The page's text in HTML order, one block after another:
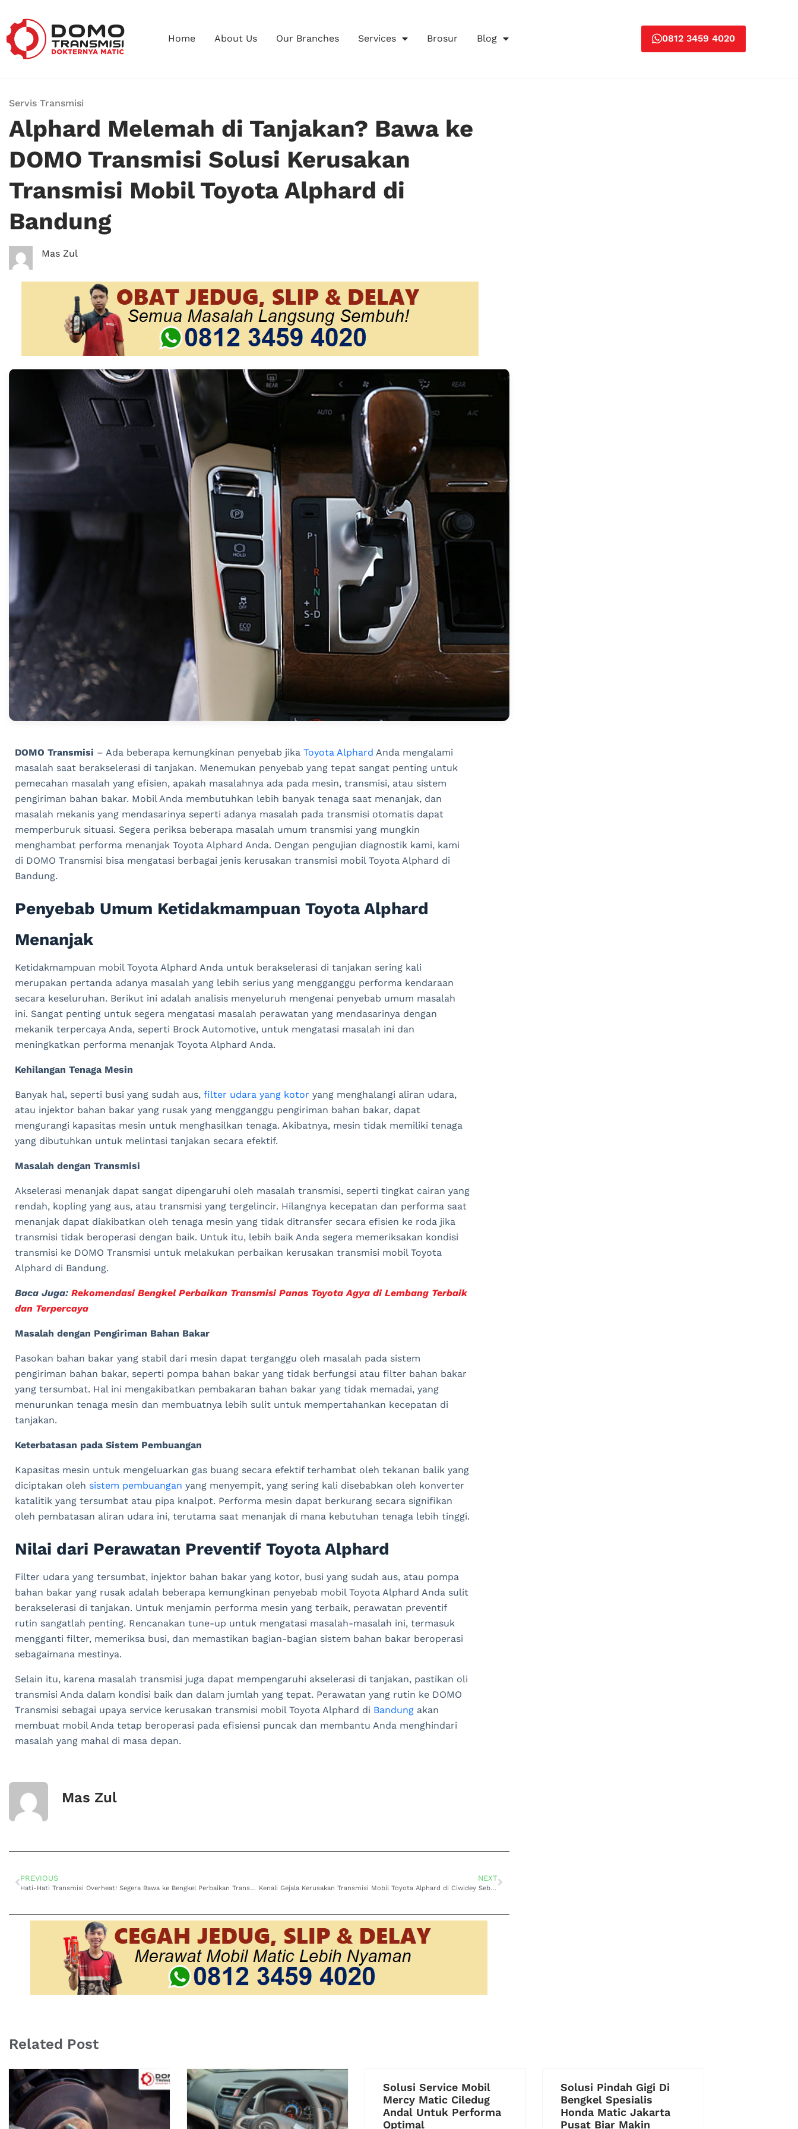
Home About Us Our Branches Services Brosur Blog 0812 3459 4020
Servis Transmisi
Alphard Melemah di Tanjakan? Bawa ke
DOMO Transmisi Solusi Kerusakan
Transmisi Mobil Toyota Alphard di
Bandung
Mas Zul
DOMO Transmisi – Ada beberapa kemungkinan penyebab jika Toyota Alphard Anda mengalami
masalah saat berakselerasi di tanjakan. Menemukan penyebab yang tepat sangat penting untuk
pemecahan masalah yang efisien, apakah masalahnya ada pada mesin, transmisi, atau sistem
pengiriman bahan bakar. Mobil Anda membutuhkan lebih banyak tenaga saat menanjak, dan
masalah mekanis yang mendasarinya seperti adanya masalah pada transmisi otomatis dapat
memperburuk situasi. Segera periksa beberapa masalah umum transmisi yang mungkin
menghambat performa menanjak Toyota Alphard Anda. Dengan pengujian diagnostik kami, kami
di DOMO Transmisi bisa mengatasi berbagai jenis kerusakan transmisi mobil Toyota Alphard di
Bandung.
Penyebab Umum Ketidakmampuan Toyota Alphard
Menanjak
Ketidakmampuan mobil Toyota Alphard Anda untuk berakselerasi di tanjakan sering kali
merupakan pertanda adanya masalah yang lebih serius yang mengganggu performa kendaraan
secara keseluruhan. Berikut ini adalah analisis menyeluruh mengenai penyebab umum masalah
ini. Sangat penting untuk segera mengatasi masalah perawatan yang mendasarinya dengan
mekanik terpercaya Anda, seperti Brock Automotive, untuk mengatasi masalah ini dan
meningkatkan performa menanjak Toyota Alphard Anda.
Kehilangan Tenaga Mesin
Banyak hal, seperti busi yang sudah aus, filter udara yang kotor yang menghalangi aliran udara,
atau injektor bahan bakar yang rusak yang mengganggu pengiriman bahan bakar, dapat
mengurangi kapasitas mesin untuk menghasilkan tenaga. Akibatnya, mesin tidak memiliki tenaga
yang dibutuhkan untuk melintasi tanjakan secara efektif.
Masalah dengan Transmisi
Akselerasi menanjak dapat sangat dipengaruhi oleh masalah transmisi, seperti tingkat cairan yang
rendah, kopling yang aus, atau transmisi yang tergelincir. Hilangnya kecepatan dan performa saat
menanjak dapat diakibatkan oleh tenaga mesin yang tidak ditransfer secara efisien ke roda jika
transmisi tidak beroperasi dengan baik. Untuk itu, lebih baik Anda segera memeriksakan kondisi
transmisi ke DOMO Transmisi untuk melakukan perbaikan kerusakan transmisi mobil Toyota
Alphard di Bandung.
Baca Juga: Rekomendasi Bengkel Perbaikan Transmisi Panas Toyota Agya di Lembang Terbaik
dan Terpercaya
Masalah dengan Pengiriman Bahan Bakar
Pasokan bahan bakar yang stabil dari mesin dapat terganggu oleh masalah pada sistem
pengiriman bahan bakar, seperti pompa bahan bakar yang tidak berfungsi atau filter bahan bakar
yang tersumbat. Hal ini mengakibatkan pembakaran bahan bakar yang tidak memadai, yang
menurunkan tenaga mesin dan membuatnya lebih sulit untuk mempertahankan kecepatan di
tanjakan.
Keterbatasan pada Sistem Pembuangan
Kapasitas mesin untuk mengeluarkan gas buang secara efektif terhambat oleh tekanan balik yang
diciptakan oleh sistem pembuangan yang menyempit, yang sering kali disebabkan oleh konverter
katalitik yang tersumbat atau pipa knalpot. Performa mesin dapat berkurang secara signifikan
oleh pembatasan aliran udara ini, terutama saat menanjak di mana kebutuhan tenaga lebih tinggi.
Nilai dari Perawatan Preventif Toyota Alphard
Filter udara yang tersumbat, injektor bahan bakar yang kotor, busi yang sudah aus, atau pompa
bahan bakar yang rusak adalah beberapa kemungkinan penyebab mobil Toyota Alphard Anda sulit
berakselerasi di tanjakan. Untuk menjamin performa mesin yang terbaik, perawatan preventif
rutin sangatlah penting. Rencanakan tune-up untuk mengatasi masalah-masalah ini, termasuk
mengganti filter, memeriksa busi, dan memastikan bagian-bagian sistem bahan bakar beroperasi
sebagaimana mestinya.
Selain itu, karena masalah transmisi juga dapat mempengaruhi akselerasi di tanjakan, pastikan oli
transmisi Anda dalam kondisi baik dan dalam jumlah yang tepat. Perawatan yang rutin ke DOMO
Transmisi sebagai upaya service kerusakan transmisi mobil Toyota Alphard di Bandung akan
membuat mobil Anda tetap beroperasi pada efisiensi puncak dan membantu Anda menghindari
masalah yang mahal di masa depan.
Mas Zul
PREVIOUS
Hati-Hati Transmisi Overheat! Segera Bawa ke Bengkel Perbaikan Transmisi Panas Toyota Agya di Bandung
NEXT
Kenali Gejala Kerusakan Transmisi Mobil Toyota Alphard di Ciwidey Sebelum Perjalanan Jauh
Related Post
Solusi Service Mobil
Mercy Matic Ciledug
Andal Untuk Performa
Optimal
Solusi Pindah Gigi Di
Bengkel Spesialis
Honda Matic Jakarta
Pusat Biar Makin